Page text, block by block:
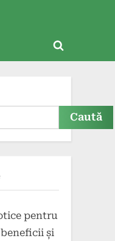
Toggle
Caută
pentru
și